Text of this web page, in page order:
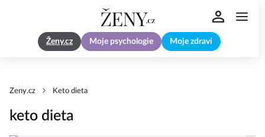
Ženy.cz Moje psychologie Moje zdraví
Zeny.cz Keto dieta
keto dieta